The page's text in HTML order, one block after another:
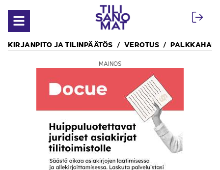
Avaa valikko
KIRJANPITO JA TILINPÄÄTÖS VEROTUS
MAINOS